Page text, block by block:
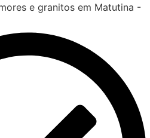
e granitos em Matutina -